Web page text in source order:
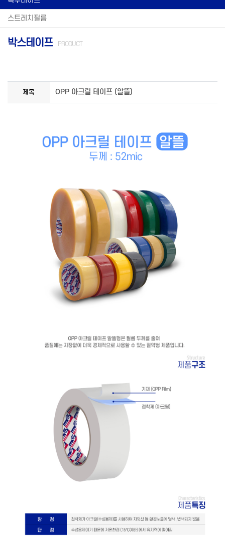
스트레치필름
박스테이프 PRODUCT
제목 OPP 아크릴 테이프 (알뜰)